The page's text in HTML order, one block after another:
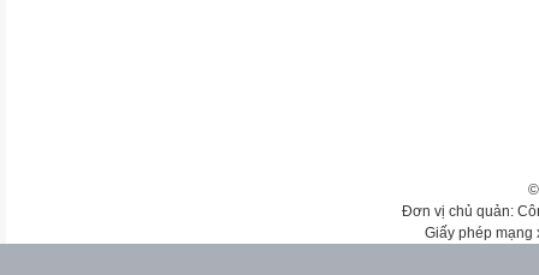
Đơn vị chủ quản:
Giấy phép mạng